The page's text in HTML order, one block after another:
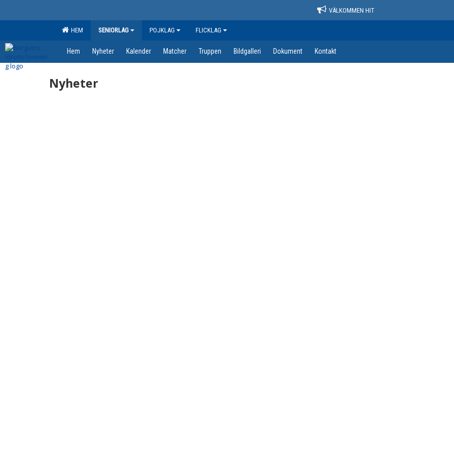
VÄLKOMMEN HIT
HEM SENIORLAG POJKLAG FLICKLAG
Hem Nyheter Kalender Matcher Truppen Bildgalleri Dokument Kontakt
Nyheter